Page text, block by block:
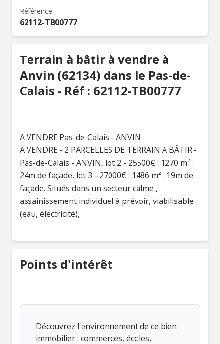
Référence
62112-TB00777
Terrain à bâtir à vendre à
Anvin (62134) dans le Pas-de-
Calais - Réf : 62112-TB00777
A VENDRE Pas-de-Calais - ANVIN
A VENDRE - 2 PARCELLES DE TERRAIN A BÂTIR -
Pas-de-Calais - ANVIN, lot 2 - 25500€ : 1270 m² :
24m de façade, lot 3 - 27000€ : 1486 m² : 19m de
façade. Situés dans un secteur calme ,
assainissement individuel à prévoir, viabilisable
(eau, électricité),
Points d'intérêt
Découvrez l'environnement de ce bien
immobilier : commerces, écoles,